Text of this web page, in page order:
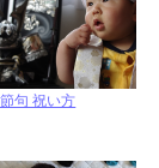
句 祝い方